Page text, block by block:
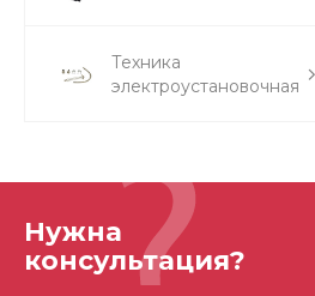
Техника
электроустановочная
Нужна
консультация?